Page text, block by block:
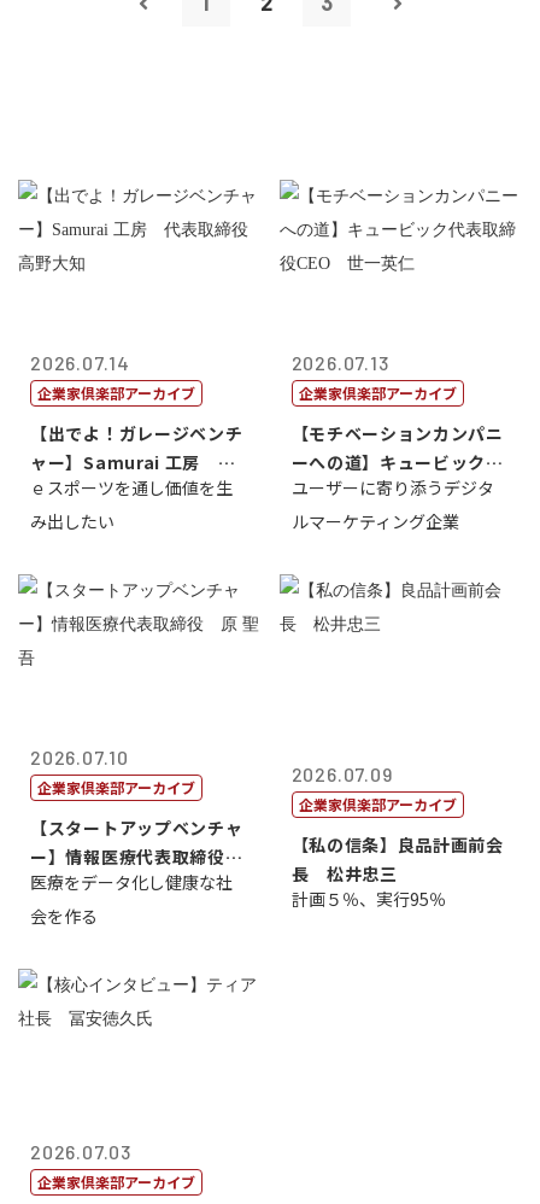
2026.07.14
企業家倶楽部アーカイブ
【出でよ！ガレージベンチ
ャー】Samurai 工房 代
表取締...
ｅスポーツを通し価値を生
み出したい
2026.07.13
企業家倶楽部アーカイブ
【モチベーションカンパニ
ーへの道】キュービック代
表取締役CE...
ユーザーに寄り添うデジタ
ルマーケティング企業
2026.07.10
企業家倶楽部アーカイブ
【スタートアップベンチャ
ー】情報医療代表取締役
原 聖吾
医療をデータ化し健康な社
会を作る
2026.07.09
企業家倶楽部アーカイブ
【私の信条】良品計画前会
長 松井忠三
計画５％、実行95％
2026.07.03
企業家倶楽部アーカイブ